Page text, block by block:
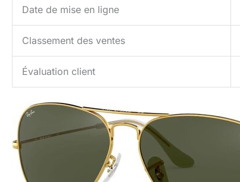
Date de mise en ligne
Classement des ventes
Évaluation client